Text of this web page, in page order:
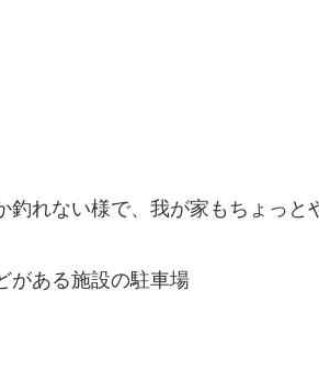
れない様で、我が家もちょっと
がある施設の駐車場